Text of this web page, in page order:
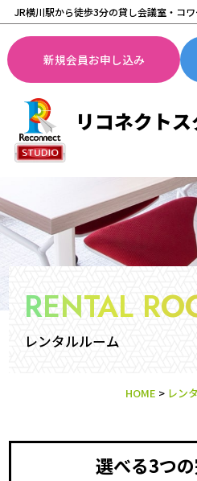
JR横川駅から徒歩3分の貸し会議室・コ
新規会員お申し込み
RENTAL RO
レンタルルーム
HOME > レン
選べる3つ